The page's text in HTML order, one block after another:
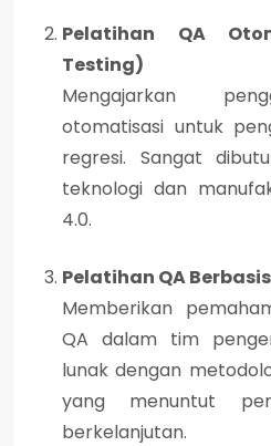
Pelatihan QA
Testing)
Mengajarkan
otomatisasi untuk
regresi. Sangat
teknologi dan
4.0.
Pelatihan QA
Memberikan
QA dalam tim
lunak dengan
yang menuntut
berkelanjutan.